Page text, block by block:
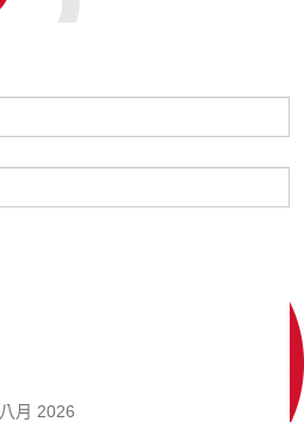
八月 2026